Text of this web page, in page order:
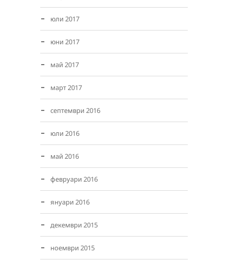
юли 2017
юни 2017
май 2017
март 2017
септември 2016
юли 2016
май 2016
февруари 2016
януари 2016
декември 2015
ноември 2015